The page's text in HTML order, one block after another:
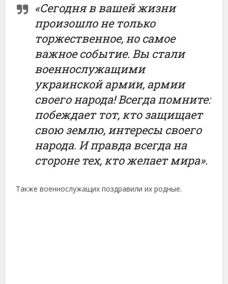
«Сегодня в вашей жизни
произошло не только
торжественное, но самое
важное событие. Вы стали
военнослужащими
украинской армии, армии
своего народа! Всегда помните:
побеждает тот, кто защищает
свою землю, интересы своего
народа. И правда всегда на
стороне тех, кто желает мира».
Также военнослужащих поздравили их родные.